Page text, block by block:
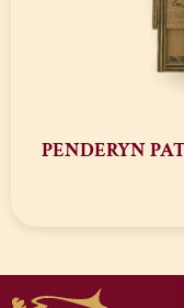
PENDERYN